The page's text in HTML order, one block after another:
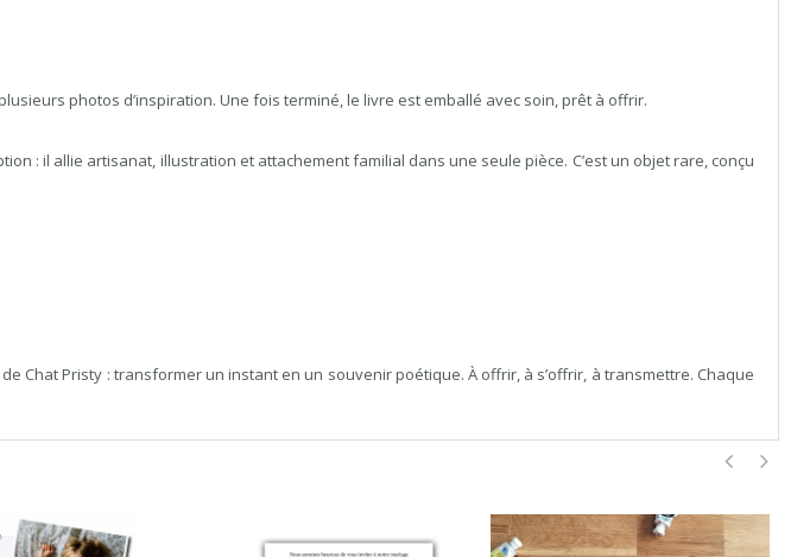
photos d’inspiration. Une fois terminé, le livre est emballé avec soin, prêt à offrir.
: il allie artisanat, illustration et attachement familial dans une seule pièce. C’est un objet rare, conçu
Chat Pristy : transformer un instant en un souvenir poétique. À offrir, à s’offrir, à transmettre. Chaque